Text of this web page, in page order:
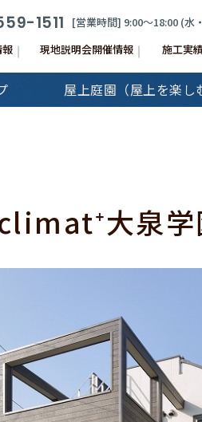
1511 [営業時間] 9:00〜18:00 (⽔
現地説明会開催情報 施工実
Cap-
屋上庭園（屋上を楽し
大泉